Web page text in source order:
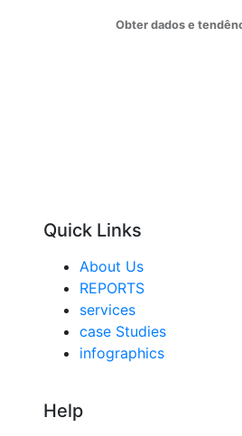
Obter dados e
Quick Links
About Us
REPORTS
services
case Studies
infographics
Help